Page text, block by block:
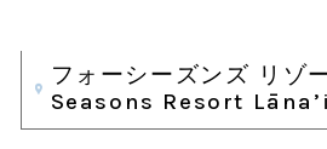
フォーシーズンズ リゾ
Seasons Resort Lāna’i